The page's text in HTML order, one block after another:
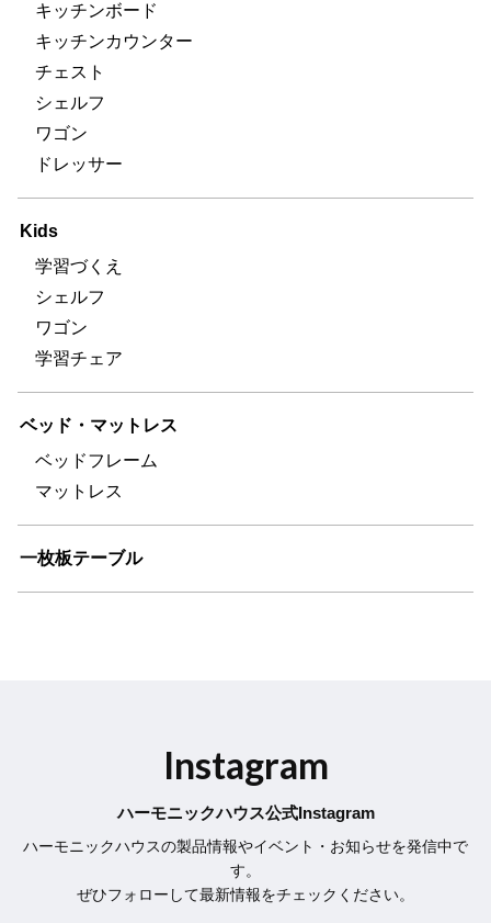
キッチンボード
キッチンカウンター
チェスト
シェルフ
ワゴン
ドレッサー
Kids
学習づくえ
シェルフ
ワゴン
学習チェア
ベッド・マットレス
ベッドフレーム
マットレス
一枚板テーブル
Instagram
ハーモニックハウス公式Instagram
ハーモニックハウスの製品情報やイベント・お知らせを発信中で
す。
ぜひフォローして最新情報をチェックください。